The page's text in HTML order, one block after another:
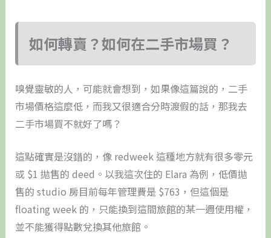
如何轉賣？如何在二手市場買？
嗅覺靈敏的人，可能就會想到，如果像這篇說的，二手
市場價格這麼低，而我又很適合分時渡假的話，那我去
二手市場買不就好了嗎？
這點確實是沒錯的，像 redweek 這種地方就有很多零元
或 $1 拋售的 deed。以我這次住的 Elara 為例，低價拋
售的 studio 房目前每年管理費是 $763，但這個是
floating week 的，只能換到這間旅館的某一週使用權，
並不能獲得點數兌換其他旅館。